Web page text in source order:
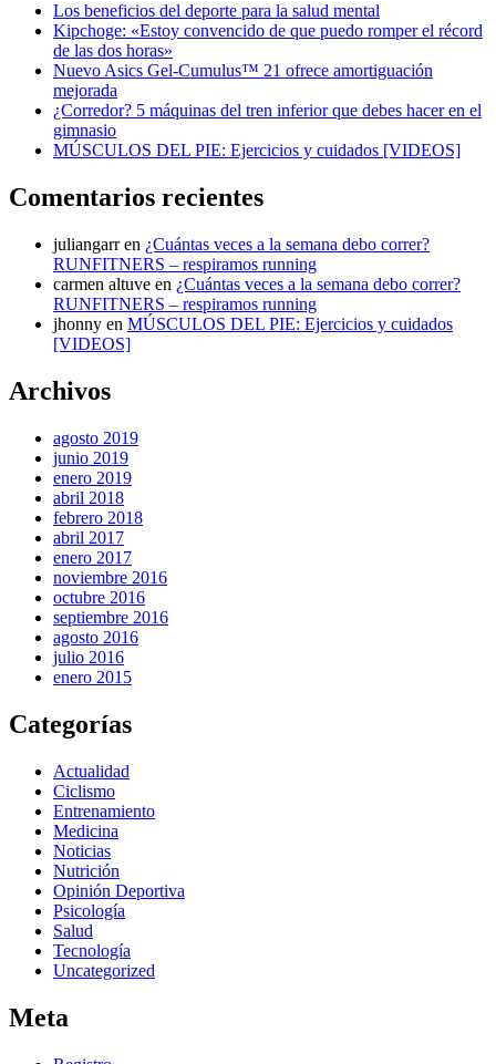
Los beneficios del deporte para la salud mental
Kipchoge: «Estoy convencido de que puedo romper el récord
de las dos horas»
Nuevo Asics Gel-Cumulus™ 21 ofrece amortiguación
mejorada
¿Corredor? 5 máquinas del tren inferior que debes hacer en el
gimnasio
MÚSCULOS DEL PIE: Ejercicios y cuidados [VIDEOS]
Comentarios recientes
juliangarren ¿Cuántas veces a la semana debo correr?
RUNFITNERS – respiramos running
carmen altuve en ¿Cuántas veces a la semana debo correr?
RUNFITNERS – respiramos running
jhonny en MÚSCULOS DEL PIE: Ejercicios y cuidados
[VIDEOS]
Archivos
agosto 2019
junio 2019
enero 2019
abril 2018
febrero 2018
abril 2017
enero 2017
noviembre 2016
octubre 2016
septiembre 2016
agosto 2016
julio 2016
enero 2015
Categorías
Actualidad
Ciclismo
Entrenamiento
Medicina
Noticias
Nutrición
Opinión Deportiva
Psicología
Salud
Tecnología
Uncategorized
Meta